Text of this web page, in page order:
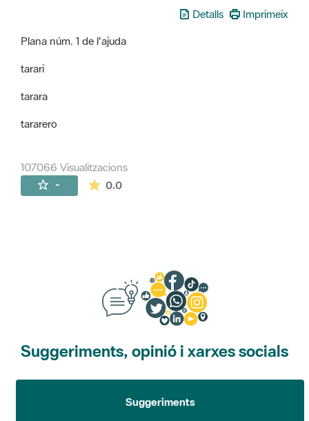
Detalls
Imprimeix
Plana núm. 1 de l'ajuda
tarari
tarara
tararero
107066 Visualitzacions
- 0.0La mitjana de les valoracions és de 0
Suggeriments, opinió i xarxes socials
Suggeriments